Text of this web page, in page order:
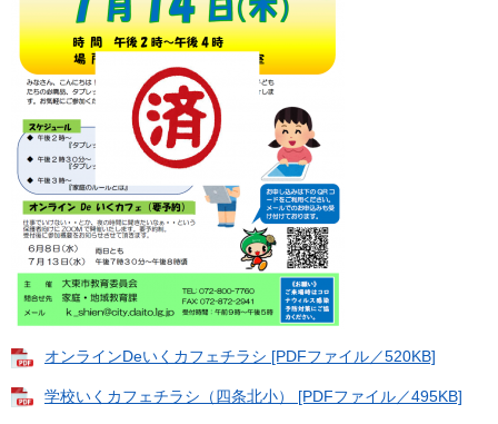
オンラインDeいくカフェチラシ [PDFファイル／520KB]
学校いくカフェチラシ（四条北小） [PDFファイル／495KB]